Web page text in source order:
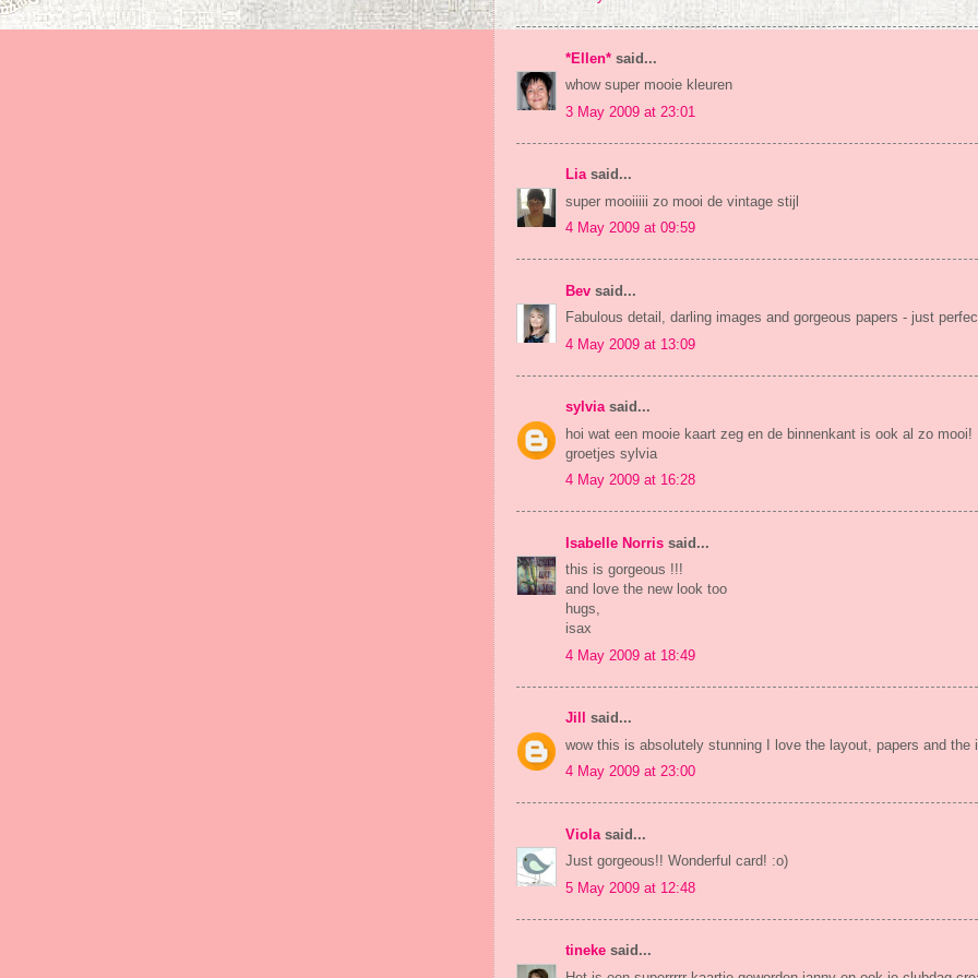
*Ellen* said...
whow super mooie kleuren
3 May 2009 at 23:01
Liasaid...
super mooiiiii zo mooi de vintage stijl
4 May 2009 at 09:59
Bev said...
Fabulous detail, darling images and gorgeous papers - just
4 May 2009 at 13:09
sylviasaid...
hoi wat een mooie kaart zeg en de binnenkant is ook al zo mooi!
groetjes sylvia
4 May 2009 at 16:28
Isabelle Norris said...
this is gorgeous !!!
and love the new look too
hugs,
isax
4 May 2009 at 18:49
Jill
said...
wow this is absolutely stunning I love the layout, papers and
4 May 2009 at 23:00
Viola said...
Just gorgeous!! Wonderful card! :o)
5 May 2009 at 12:48
tineke said...